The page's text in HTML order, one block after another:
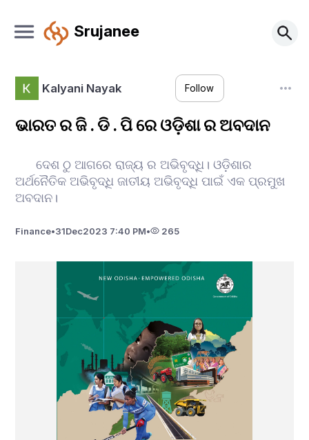
Srujanee
Kalyani Nayak Follow
ଭାରତ ର ଜି . ଡି . ପି ରେ ଓଡ଼ିଶା ର ଅବଦାନ
ଦେଶ ଠୁ ଆଗରେ ରାଜ୍ୟ ର ଅଭିବୃଦ୍ଧି। ଓଡ଼ିଶାର
ଅର୍ଥନୈତିକ ଅଭିବୃଦ୍ଧି ଜାତୀୟ ଅଭିବୃଦ୍ଧି ପାଇଁ ଏକ ପ୍ରମୁଖ
ଅବଦାନ।
Finance•31Dec2023 7:40 PM• 265